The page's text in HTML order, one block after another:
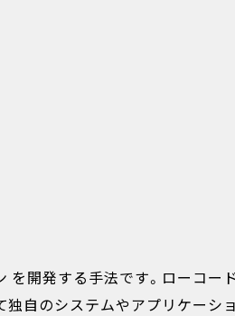
を開発する手法です。ローコード
独自のシステムやアプリケーショ